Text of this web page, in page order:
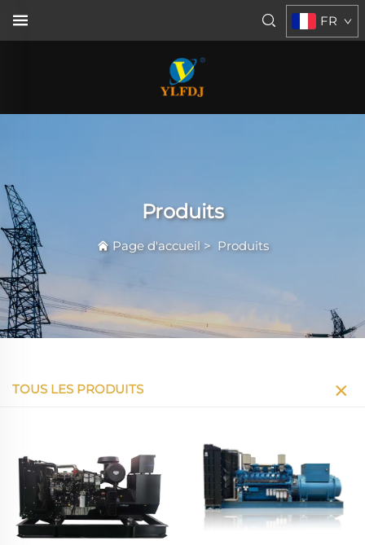
FR
Produits
Page d'accueil > Produits
TOUS LES PRODUITS